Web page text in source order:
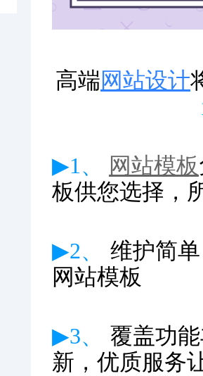
高端网站设计
▶1、 网站模板
板供您选择，
▶2、
维护简
网站模板
▶3、
覆盖功
新 ，优质服务